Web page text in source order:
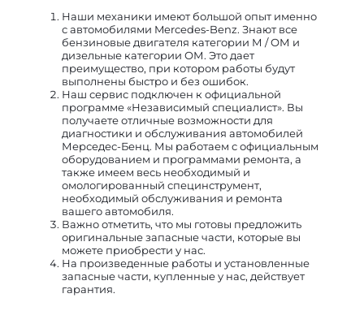
Наши механики имеют большой опыт именно
с автомобилями Mercedes-Benz. Знают все
бензиновые двигателя категории М / ОМ и
дизельные категории ОМ. Это дает
преимущество, при котором работы будут
выполнены быстро и без ошибок.
Наш сервис подключен к официальной
программе «Независимый специалист». Вы
получаете отличные возможности для
диагностики и обслуживания автомобилей
Мерседес-Бенц. Мы работаем с официальным
оборудованием и программами ремонта, а
также имеем весь необходимый и
омологированный специнструмент,
необходимый обслуживания и ремонта
вашего автомобиля.
Важно отметить, что мы готовы предложить
оригинальные запасные части, которые вы
можете приобрести у нас.
На произведенные работы и установленные
запасные части, купленные у нас, действует
гарантия.